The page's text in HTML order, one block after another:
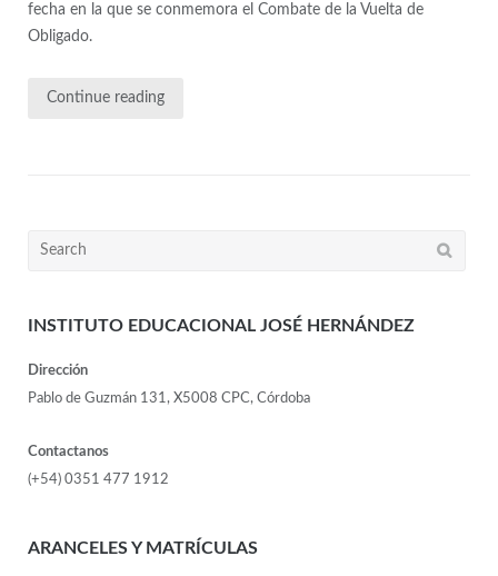
fecha en la que se conmemora el Combate de la Vuelta de
Obligado.
Continue reading
INSTITUTO EDUCACIONAL JOSÉ HERNÁNDEZ
Dirección
Pablo de Guzmán 131, X5008 CPC, Córdoba
Contactanos
(+54) 0351 477 1912
ARANCELES Y MATRÍCULAS